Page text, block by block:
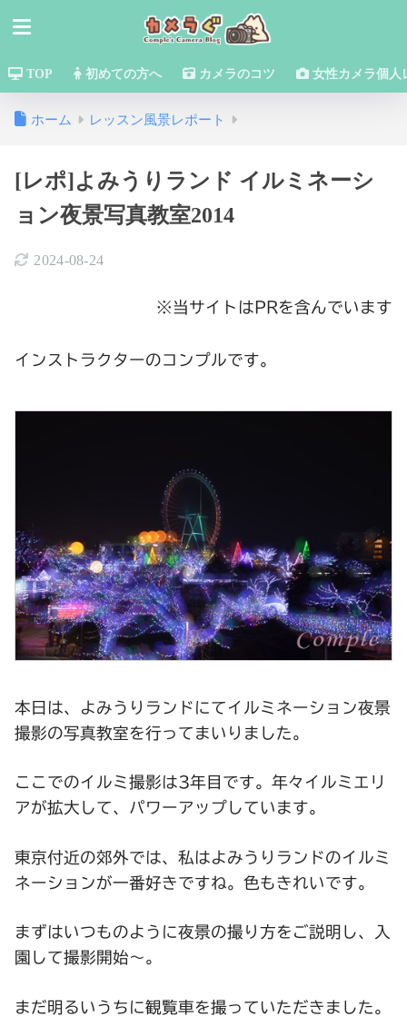
TOP 初めての方へ カメラのコツ 女性カメラ個人
ホーム レッスン風景レポート
[レポ]よみうりランド イルミネーシ
ョン夜景写真教室2014
2024-08-24
※当サイトはPRを含んでいます
インストラクターのコンプルです。
本日は、よみうりランドにてイルミネーション夜景
撮影の写真教室を行ってまいりました。
ここでのイルミ撮影は3年目です。年々イルミエリ
アが拡大して、パワーアップしています。
東京付近の郊外では、私はよみうりランドのイルミ
ネーションが一番好きですね。色もきれいです。
まずはいつものように夜景の撮り方をご説明し、入
園して撮影開始～。
まだ明るいうちに観覧車を撮っていただきました。